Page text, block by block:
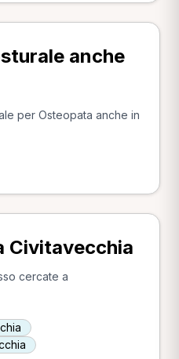
anche
per Osteopata anche in
Civitavecchia
cercate a